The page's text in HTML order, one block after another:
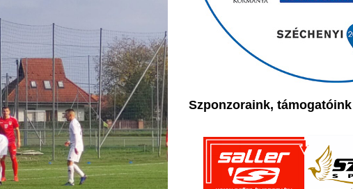
Szponzoraink, támogatóink